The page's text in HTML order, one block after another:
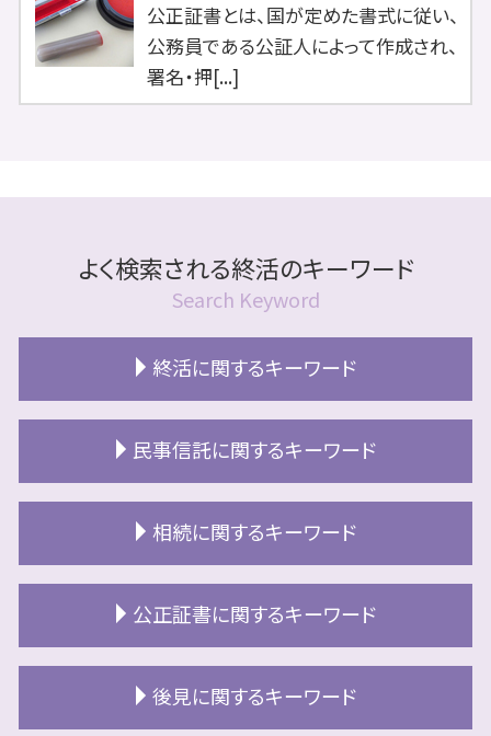
公正証書とは、国が定めた書式に従い、
公務員である公証人によって作成され、
署名・押[...]
よく検索される終活のキーワード
Search Keyword
終活に関するキーワード
終活 準備
終活 独身
終活 ライフケアプランナー
終活 代行
終活 自宅売却
終活 業者
民事信託に関するキーワード
民事信託 判断能力
民事信託 商事信託 違い
民事信託 売買契約
民事信託 不動産 登記
民事信託 やり方
民事信託 利益相反
相続に関するキーワード
相続 分割
相続放棄 必要書類
相続 認知症
公正証書に関するキーワード
公正証書遺言 手数料後見に関するキーワード